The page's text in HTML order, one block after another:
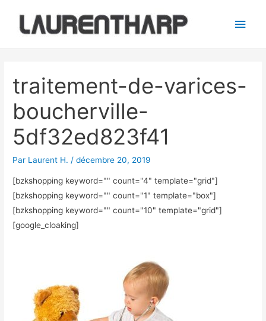
contenu
traitement-de-varices-
boucherville-
5df32ed823f41
Par Laurent H. /décembre 20, 2019
[bzkshopping keyword="" count="4" template="grid"]
[bzkshopping keyword="" count="1" template="box"]
[bzkshopping keyword="" count="10" template="grid"]
[google_cloaking]
articles